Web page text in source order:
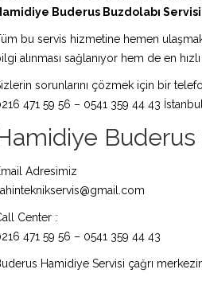
Buderus Buzdolabı Servisi
bu servis hizmetine hemen
alınması sağlanıyor hem de en
sorunlarını çözmek için bir
471 59 56 – 0541 359 44 43
Adresimiz
Center :
471 59 56 – 0541 359 44 43
Hamidiye Servisi çağrı